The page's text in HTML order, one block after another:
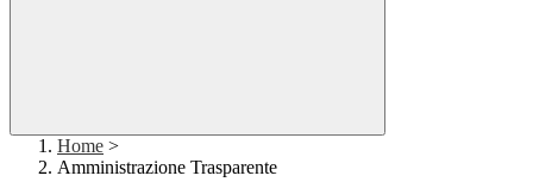
Home >
Amministrazione Trasparente